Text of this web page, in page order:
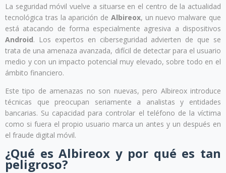
La seguridad móvil vuelve a situarse en el centro de la actualidad
tecnológica tras la aparición de Albireox, un nuevo malware que
está atacando de forma especialmente agresiva a dispositivos
Android. Los expertos en ciberseguridad advierten de que se
trata de una amenaza avanzada, difícil de detectar para el usuario
medio y con un impacto potencial muy elevado, sobre todo en el
ámbito financiero.
Este tipo de amenazas no son nuevas, pero Albireox introduce
técnicas que preocupan seriamente a analistas y entidades
bancarias. Su capacidad para controlar el teléfono de la víctima
como si fuera el propio usuario marca un antes y un después en
el fraude digital móvil.
¿Qué es Albireox y por qué es tan
peligroso?